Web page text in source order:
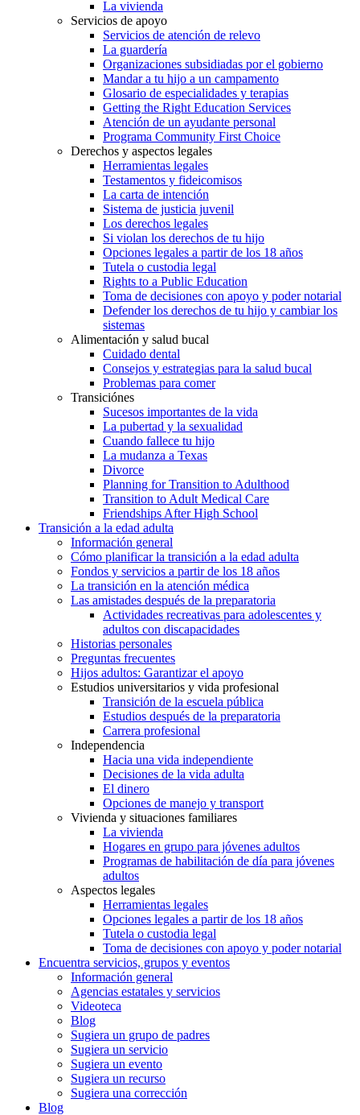
La vivienda
Servicios de apoyo
Servicios de atención de relevo
La guardería
Organizaciones subsidiadas por el gobierno
Mandar a tu hijo a un campamento
Glosario de especialidades y terapias
Getting the Right Education Services
Atención de un ayudante personal
Programa Community First Choice
Derechos y aspectos legales
Herramientas legales
Testamentos y fideicomisos
La carta de intención
Sistema de justicia juvenil
Los derechos legales
Si violan los derechos de tu hijo
Opciones legales a partir de los 18 años
Tutela o custodia legal
Rights to a Public Education
Toma de decisiones con apoyo y poder notarial
Defender los derechos de tu hijo y cambiar los
sistemas
Alimentación y salud bucal
Cuidado dental
Consejos y estrategias para la salud bucal
Problemas para comer
Transiciónes
Sucesos importantes de la vida
La pubertad y la sexualidad
Cuando fallece tu hijo
La mudanza a Texas
Divorce
Planning for Transition to Adulthood
Transition to Adult Medical Care
Friendships After High School
Transición a la edad adulta
Información general
Cómo planificar la transición a la edad adulta
Fondos y servicios a partir de los 18 años
La transición en la atención médica
Las amistades después de la preparatoria
Actividades recreativas para adolescentes y
adultos con discapacidades
Historias personales
Preguntas frecuentes
Hijos adultos: Garantizar el apoyo
Estudios universitarios y vida profesional
Transición de la escuela pública
Estudios después de la preparatoria
Carrera profesional
Independencia
Hacia una vida independiente
Decisiones de la vida adulta
El dinero
Opciones de manejo y transport
Vivienda y situaciones familiares
La vivienda
Hogares en grupo para jóvenes adultos
Programas de habilitación de día para jóvenes
adultos
Aspectos legales
Herramientas legales
Opciones legales a partir de los 18 años
Tutela o custodia legal
Toma de decisiones con apoyo y poder notarial
Encuentra servicios, grupos y eventos
Información general
Agencias estatales y servicios
Videoteca
Blog
Sugiera un grupo de padres
Sugiera un servicio
Sugiera un evento
Sugiera un recurso
Sugiera una corrección
Blog